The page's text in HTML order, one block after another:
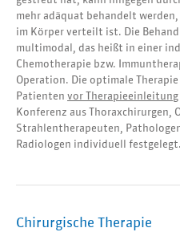
mehr adäquat behandelt
im Körper verteilt ist. Die
multimodal, das heißt in einer
Chemotherapie bzw.
Operation. Die optimale
Patienten vor Therapieeinleitung
Konferenz aus Thoraxchirurgen,
Strahlentherapeuten,
Radiologen individuell festgelegt.
Chirurgische Therapie